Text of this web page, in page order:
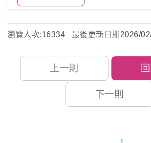
瀏覽人次:16334 最後更新日期 2026/
上一則
下一則